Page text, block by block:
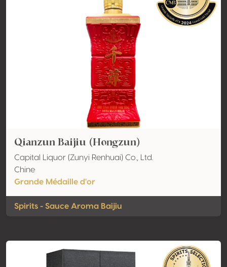
Qianzun Baijiu (Hongzun)
Capital Liquor (Zunyi Renhuai) Co., Ltd.
Chine
Grande Médaille d'or
Spirits - Sauce Aroma Baijiu